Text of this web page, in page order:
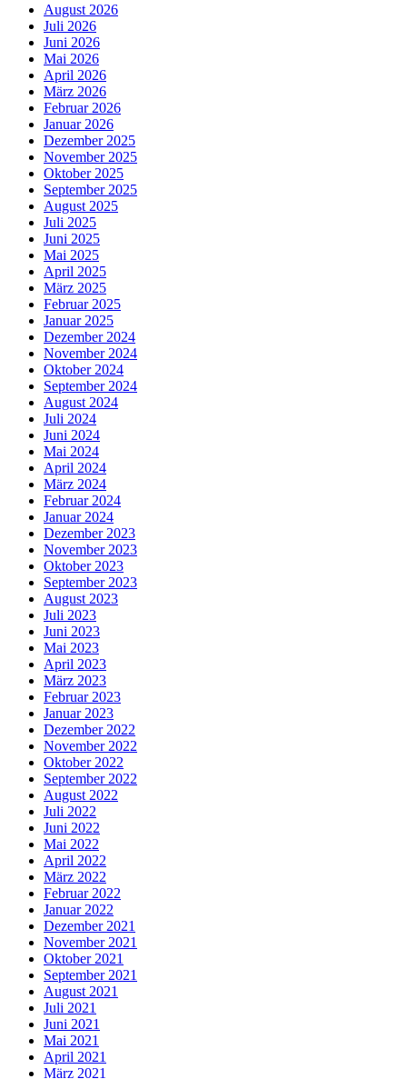
August 2026
Juli 2026
Juni 2026
Mai 2026
April 2026
März 2026
Februar 2026
Januar 2026
Dezember 2025
November 2025
Oktober 2025
September 2025
August 2025
Juli 2025
Juni 2025
Mai 2025
April 2025
März 2025
Februar 2025
Januar 2025
Dezember 2024
November 2024
Oktober 2024
September 2024
August 2024
Juli 2024
Juni 2024
Mai 2024
April 2024
März 2024
Februar 2024
Januar 2024
Dezember 2023
November 2023
Oktober 2023
September 2023
August 2023
Juli 2023
Juni 2023
Mai 2023
April 2023
März 2023
Februar 2023
Januar 2023
Dezember 2022
November 2022
Oktober 2022
September 2022
August 2022
Juli 2022
Juni 2022
Mai 2022
April 2022
März 2022
Februar 2022
Januar 2022
Dezember 2021
November 2021
Oktober 2021
September 2021
August 2021
Juli 2021
Juni 2021
Mai 2021
April 2021
März 2021